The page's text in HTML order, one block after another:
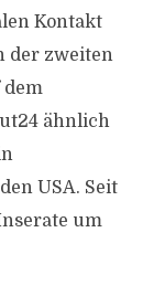
Kontakt
der zweiten
ähnlich
USA. Seit
um